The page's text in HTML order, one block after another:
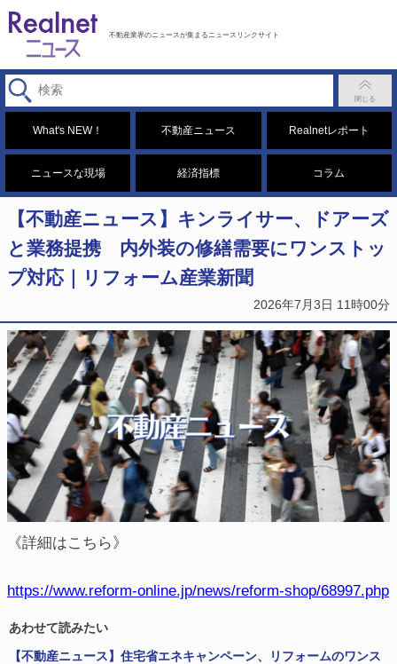
不動産業界のニュースが集まるニュースリンクサイト
What's NEW！ 不動産ニュース Realnetレポート
ニュースな現場 経済指標 コラム
【不動産ニュース】キンライサー、ドアーズ
と業務提携 内外装の修繕需要にワンストッ
プ対応｜リフォーム産業新聞
2026年7月3日 11時00分
《詳細はこちら》
https://www.reform-online.jp/news/reform-shop/68997.php
あわせて読みたい
【不動産ニュース】住宅省エネキャンペーン、リフォームのワンス